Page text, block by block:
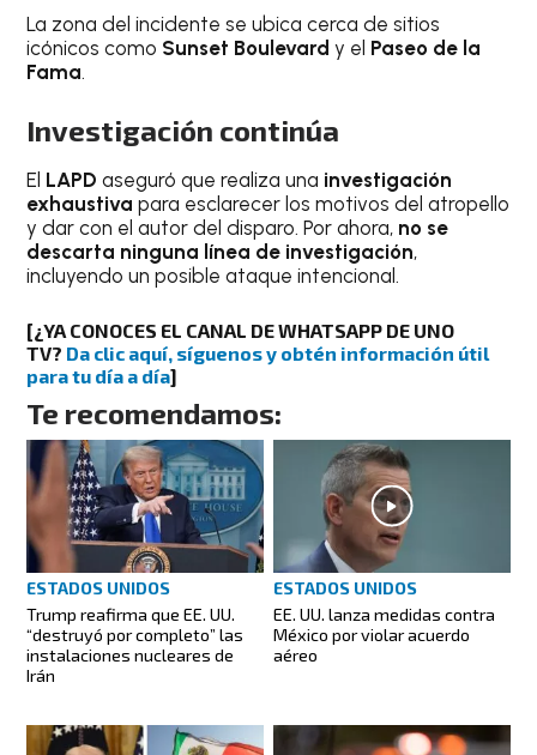
La zona del incidente se ubica cerca de sitios
icónicos como Sunset Boulevard y el Paseo de la
Fama.
Investigación continúa
El LAPD aseguró que realiza una investigación
exhaustiva para esclarecer los motivos del atropello
y dar con el autor del disparo. Por ahora, no se
descarta ninguna línea de investigación,
incluyendo un posible ataque intencional.
[¿YA CONOCES EL CANAL DE WHATSAPP DE UNO
TV? Da clic aquí, síguenos y obtén información útil
para tu día a día]
Te recomendamos:
ESTADOS UNIDOS
Trump reafirma que EE. UU.
“destruyó por completo” las
instalaciones nucleares de
Irán
ESTADOS UNIDOS
EE. UU. lanza medidas contra
México por violar acuerdo
aéreo